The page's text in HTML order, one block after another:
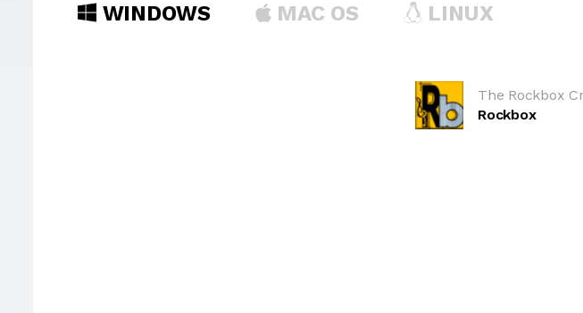
WINDOWS MAC OS LINUX
The Rockbox
Rockbox